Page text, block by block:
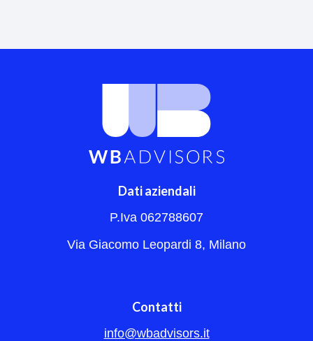
Dati aziendali
P.Iva 062788607
Via Giacomo Leopardi 8, Milano
Contatti
info@wbadvisors.it